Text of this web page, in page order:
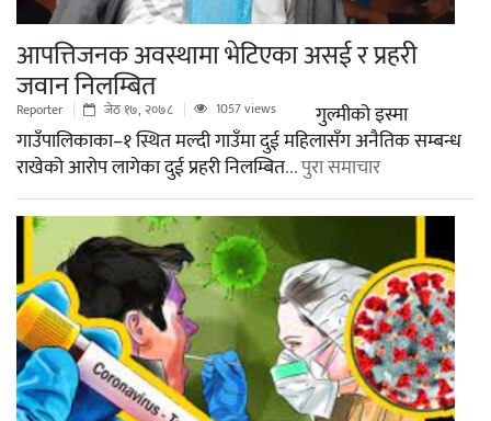
आपत्तिजनक अवस्थामा भेटिएका असई र प्रहरी
जवान निलम्बित
Reporter जेठ १७, २०७८ 1057 views
गुल्मीको इस्मा
गाउँपालिकाका–१ स्थित मल्दी गाउँमा दुई महिलासँग अनैतिक सम्बन्ध
राखेको आरोप लागेका दुई प्रहरी निलम्बित... पुरा समाचार